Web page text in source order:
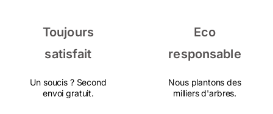
Toujours
satisfait
Un soucis ? Second
envoi gratuit.
Eco
responsable
Nous plantons des
milliers d'arbres.